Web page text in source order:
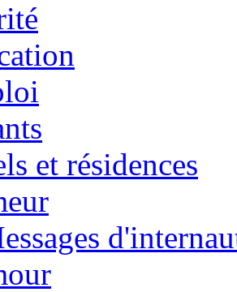
et résidences